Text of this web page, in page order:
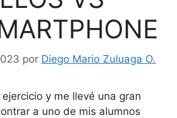
por Diego Mario Zuluaga O.
y me llevé una gran
a uno de mis alumnos